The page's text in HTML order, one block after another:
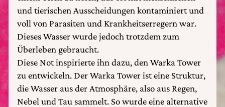
und tierischen Ausscheidungen kontaminiert und
voll von Parasiten und Krankheitserregern war.
Dieses Wasser wurde jedoch trotzdem zum
Überleben gebraucht.
Diese Not inspirierte ihn dazu, den Warka Tower
zu entwickeln. Der Warka Tower ist eine Struktur,
die Wasser aus der Atmosphäre, also aus Regen,
Nebel und Tau sammelt. So wurde eine alternative